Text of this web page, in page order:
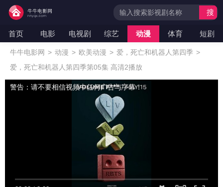
首页 电影 电视剧 综艺 动漫 体育 短剧
搜
牛牛电影网 > 动漫 > 欧美动漫 > 爱，死亡和机器人第四季 >
爱，死亡和机器人第四季第05集 高清2播放
警告：请不要相信视频中任何广告与字幕！